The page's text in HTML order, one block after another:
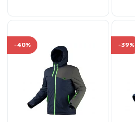
-40% -39%